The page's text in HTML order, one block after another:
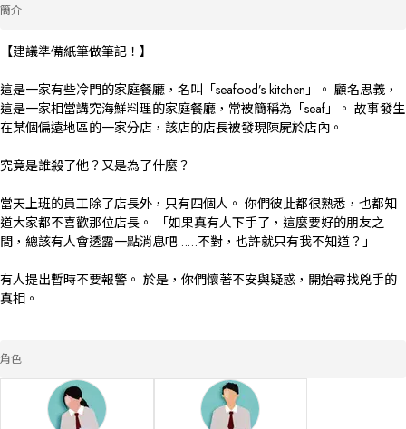
簡介
【建議準備紙筆做筆記！】
這是一家有些冷門的家庭餐廳，名叫「seafood’s kitchen」。 顧名思義，
這是一家相當講究海鮮料理的家庭餐廳，常被簡稱為「seaf」。 故事發生
在某個偏遠地區的一家分店，該店的店長被發現陳屍於店內。
究竟是誰殺了他？又是為了什麼？
當天上班的員工除了店長外，只有四個人。 你們彼此都很熟悉，也都知
道大家都不喜歡那位店長。 「如果真有人下手了，這麼要好的朋友之
間，總該有人會透露一點消息吧……不對，也許就只有我不知道？」
有人提出暫時不要報警。 於是，你們懷著不安與疑惑，開始尋找兇手的
真相。
角色